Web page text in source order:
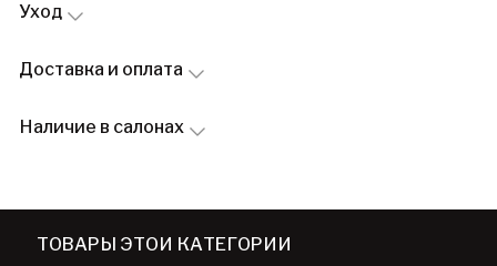
Уход
Доставка и оплата
Наличие в салонах
ТОВАРЫ ЭТОЙ КАТЕГОРИИ